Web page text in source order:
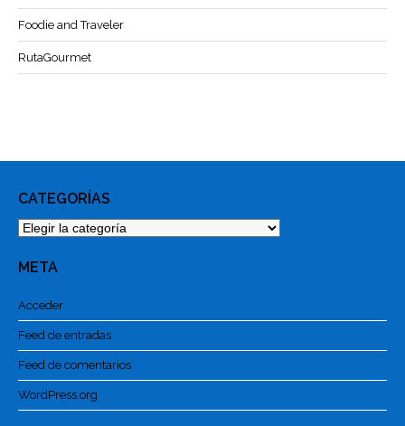
Foodie and Traveler
RutaGourmet
CATEGORÍAS
Categorías
META
Acceder
Feed de entradas
Feed de comentarios
WordPress.org